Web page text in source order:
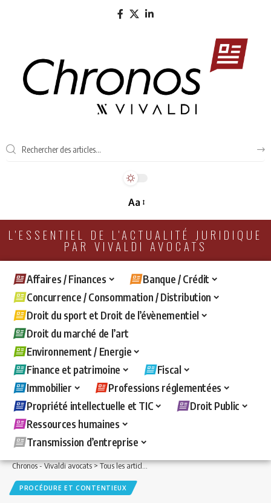
Aa
L'ESSENTIEL DE L'ACTUALITÉ JURIDIQUE
PAR VIVALDI AVOCATS
Affaires / Finances
Banque / Crédit
Concurrence / Consommation / Distribution
Droit du sport et Droit de l’évènementiel
Droit du marché de l’art
Environnement / Energie
Finance et patrimoine
Fiscal
Immobilier
Professions réglementées
Propriété intellectuelle et TIC
Droit Public
Ressources humaines
Transmission d’entreprise
Chronos - Vivaldi avocats>Tous les articles >Fiscal>Procédure et contentieux>
PROCÉDURE ET CONTENTIEUX